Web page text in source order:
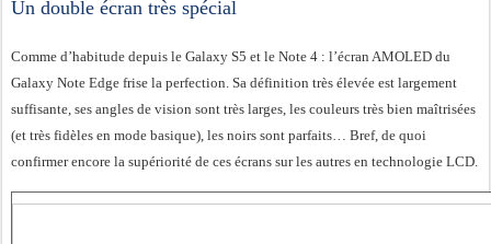
Un double écran très spécial
Comme d’habitude depuis le Galaxy S5 et le Note 4 : l’écran AMOLED du
Galaxy Note Edge frise la perfection. Sa définition très élevée est largement
suffisante, ses angles de vision sont très larges, les couleurs très bien maîtrisées
(et très fidèles en mode basique), les noirs sont parfaits… Bref, de quoi
confirmer encore la supériorité de ces écrans sur les autres en technologie LCD.